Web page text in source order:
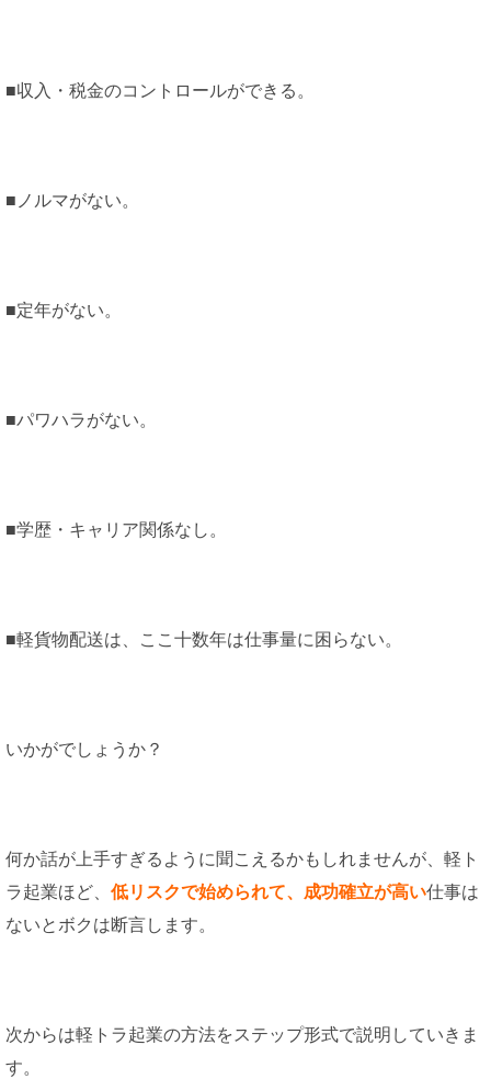
■収入・税金のコントロールができる。
■ノルマがない。
■定年がない。
■パワハラがない。
■学歴・キャリア関係なし。
■軽貨物配送は、ここ十数年は仕事量に困らない。
いかがでしょうか？
何か話が上手すぎるように聞こえるかもしれませんが、軽ト
ラ起業ほど、 低リスクで始められて、成功確立が高い仕事は
ないとボクは断言します。
次からは軽トラ起業の方法をステップ形式で説明していきま
す。